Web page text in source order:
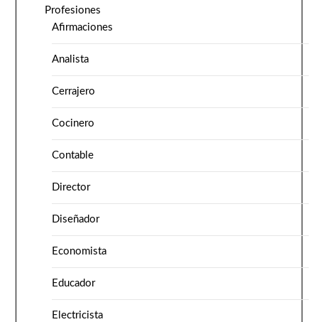
Profesiones
Afirmaciones
Analista
Cerrajero
Cocinero
Contable
Director
Diseñador
Economista
Educador
Electricista